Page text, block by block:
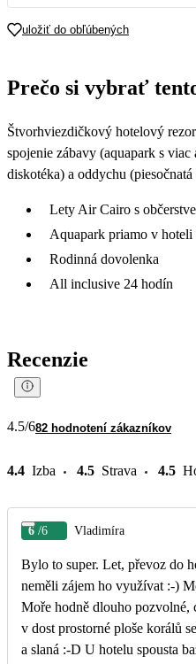
uložiť do obľúbených
Prečo si vybrať
Štvorhviezdičkový hotelový
spojenie zábavy (aquapark s
diskotéka) a oddychu
Lety Air Cairo s
Aquapark priamo v hoteli
Rodinná dovolenka
All inclusive 24 hodín
Recenzie
4.5/682 hodnotení zákazníkov
4.4 Izba 4.5 Strava 4.5
6 /6 Vladimíra
Bylo to super. Let, převoz do
neměli zájem ho využívat :-)
Moře hodně dlouho pozvolné,
v dost prostorné ploše korálů
a slaná :-D U hotelu spousta